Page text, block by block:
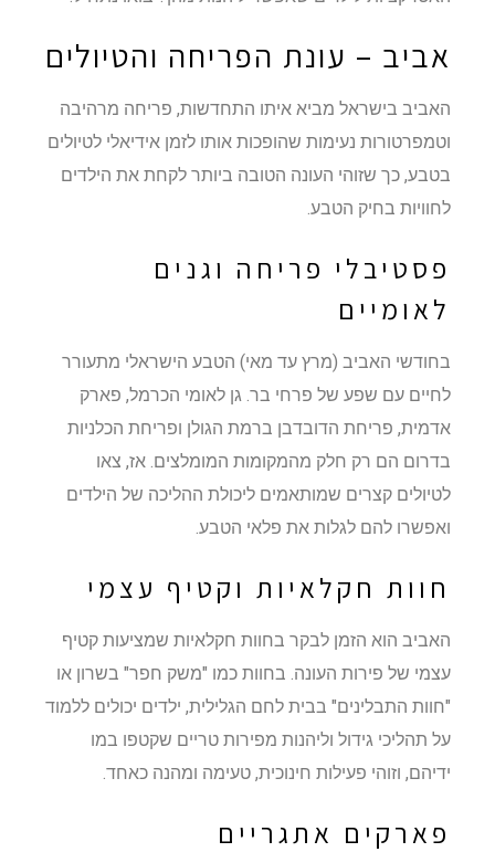
אביב – עונת הפריחה והטיולים
האביב בישראל מביא איתו התחדשות, פריחה מרהיבה
וטמפרטורות נעימות שהופכות אותו לזמן אידיאלי לטיולים
בטבע, כך שזוהי העונה הטובה ביותר לקחת את הילדים
לחוויות בחיק הטבע.
פסטיבלי פריחה וגנים
לאומיים
בחודשי האביב (מרץ עד מאי) הטבע הישראלי מתעורר
לחיים עם שפע של פרחי בר. גן לאומי הכרמל, פארק
אדמית, פריחת הדובדבן ברמת הגולן ופריחת הכלניות
בדרום הם רק חלק מהמקומות המומלצים. אז, צאו
לטיולים קצרים שמותאמים ליכולת ההליכה של הילדים
ואפשרו להם לגלות את פלאי הטבע.
חוות חקלאיות וקטיף עצמי
האביב הוא הזמן לבקר בחוות חקלאיות שמציעות קטיף
עצמי של פירות העונה. בחוות כמו "משק חפר" בשרון או
"חוות התבלינים" בבית לחם הגלילית, ילדים יכולים ללמוד
על תהליכי גידול וליהנות מפירות טריים שקטפו במו
ידיהם, וזוהי פעילות חינוכית, טעימה ומהנה כאחד.
פארקים אתגריים